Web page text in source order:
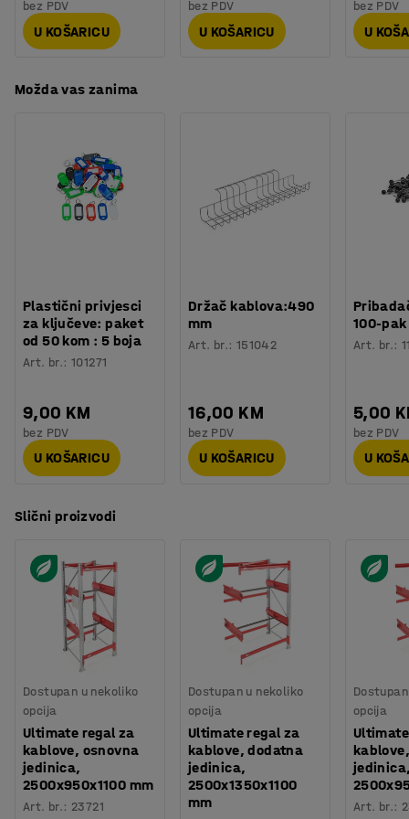
jedinicu. Osnovne jedinice su kompletne, samostojeće,
dok dodatnim jedinicama nedostaje jedna strana / kraj i
montirane su na kraj druge jedinice. To olakšava
potrebe mijenjaju.
bez PDV
U KOŠARICU
bez PDV
U KOŠARICU
bez PDV
U
Možda vas zanima
Plastični privjesci
za ključeve: paket
od 50 kom : 5 boja
Art. br.:101271
9,00 KM
bez PDV
U KOŠARICU
Držač kablova:490
mm
Art. br.: 151042
16,00 KM
bez PDV
U KOŠARICU
100-pak
Art. br.:
5,00
bez PDV
U
Slični proizvodi
Dostupan u nekoliko
opcija
Ultimate regal za
kablove, osnovna
jedinica,
2500x950x1100 mm
Art. br.: 23721
Dostupan u nekoliko
opcija
Ultimate regal za
kablove, dodatna
jedinica,
2500x1350x1100
mm
opcija
Art. br.: